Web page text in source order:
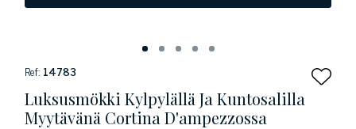
Ref: 14783
Luksusmökki Kylpylällä Ja Kuntosalilla
Myytävänä Cortina D'ampezzossa